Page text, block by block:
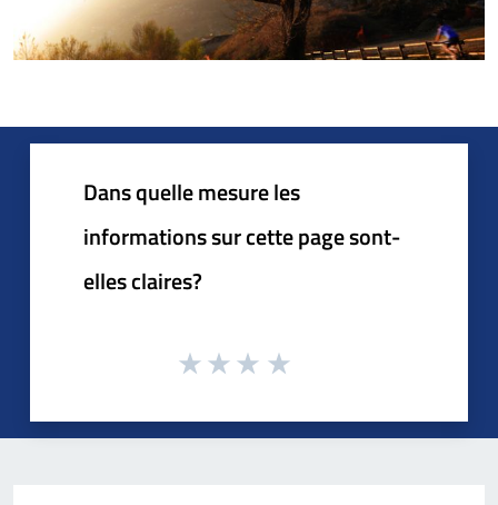
Dans quelle mesure les
informations sur cette page sont-
elles claires?